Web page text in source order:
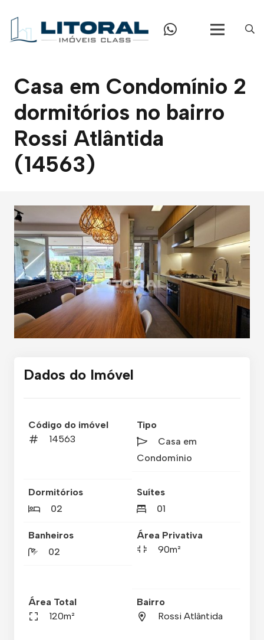
Casa em Condomínio 2
dormitórios no bairro
Rossi Atlântida
(14563)
Dados do Imóvel
Código do imóvel
14563
Tipo
Casa em
Condomínio
Dormitórios
02
Suítes
01
Banheiros
02
Área Privativa
90m²
Área Total
120m²
Bairro
Rossi Atlântida